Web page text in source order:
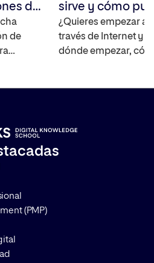
de
de
su
sirve y cómo
impulsar tu
¿Quieres empezar a
través de Internet y
dónde empezar,
(PMP)